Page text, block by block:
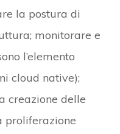
la postura di
monitorare e
l’elemento
cloud native);
creazione delle
proliferazione